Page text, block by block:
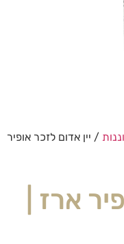
/ יין אדום לזכר אופיר
ארז |